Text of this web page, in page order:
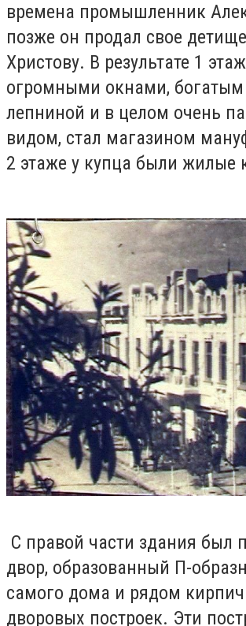
времена промышленник
позже он продал свое
Христову. В результате 1
огромными окнами,
лепниной и в целом очень
видом, стал магазином
2 этаже у купца были
С правой части здания был
двор, образованный П-
самого дома и рядом
дворовых построек. Эти